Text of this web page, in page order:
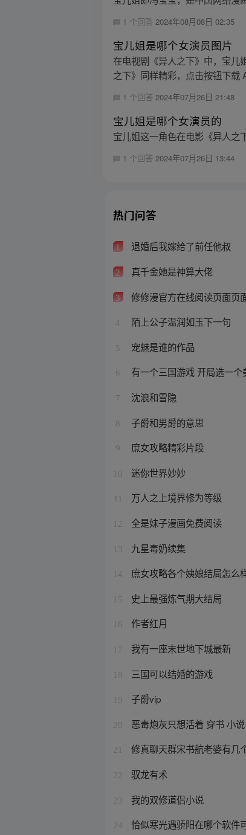
1 个回答 2024年08月08日 02:35
宝儿姐是哪个女演员图片
在电视剧《异人之下》中，宝儿
之下》同样精彩，点击按钮下载
1 个回答 2024年07月26日 21:48
宝儿姐是哪个女演员的
宝儿姐这一角色在电影《异人之
1 个回答2024年07月26日 13:44
热门问答
1 退婚后我嫁给了前任他叔
2 真千金她是神算大佬
3 修修漫官方在线阅读页面页
4 陌上公子温润如玉下一句
5 宠魅是谁的作品
6 有一个三国游戏 开局选一个
7 沈浪和雪隐
8 子爵和男爵的意思
9 庶女攻略精彩片段
10 迷你世界妙妙
万人之上境界修为等级
12 全是妹子漫画免费阅读
13 九星毒奶续集
14 庶女攻略各个姨娘结局怎么
15 史上最强炼气期大结局
16 作者红月
17 我有一座末世地下城最新
18 三国可以结婚的游戏
19 子爵vip
20 恶毒炮灰只想活着 穿书 小说
21 修真聊天群宋书航老婆有几
22 驭龙有术
23 我的双修道侣小说
24 恰似寒光遇骄阳在哪个软件